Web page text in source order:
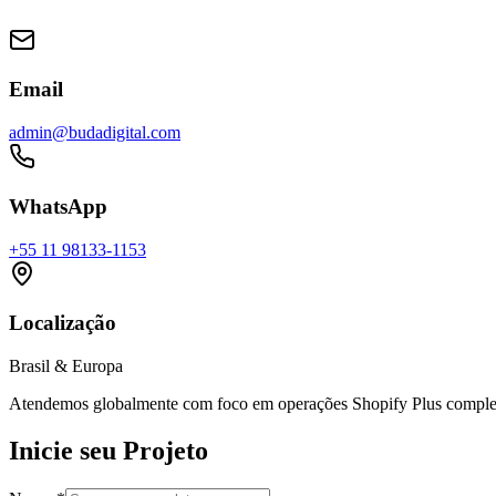
Email
admin@budadigital.com
WhatsApp
+55 11 98133-1153
Localização
Brasil & Europa
Atendemos globalmente com foco em operações Shopify Plus
Inicie seu Projeto